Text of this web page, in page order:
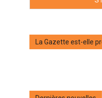
La Gazette est-elle